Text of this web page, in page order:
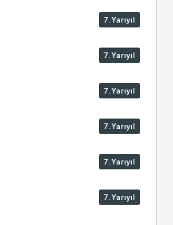
7.Yarıyıl
7.Yarıyıl
7.Yarıyıl
7.Yarıyıl
7.Yarıyıl
7.Yarıyıl